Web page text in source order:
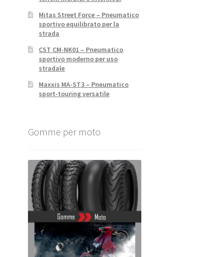
Mitas Street Force – Pneumatico
sportivo equilibrato per la
strada
CST CM-NK01 – Pneumatico
sportivo moderno per uso
stradale
Maxxis MA-ST3 – Pneumatico
sport-touring versatile
Gomme per moto